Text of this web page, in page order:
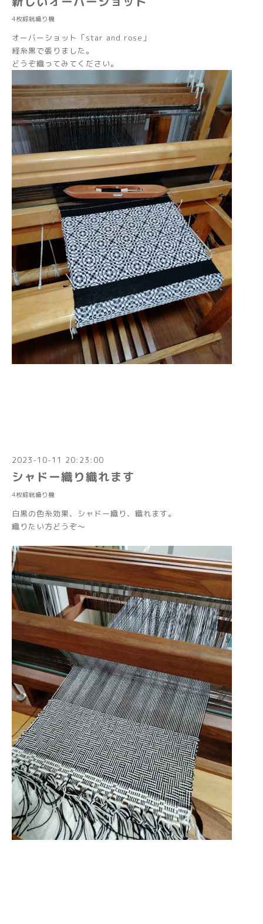
4枚綜絖織り機
オーバーショット「star and rose」
経糸黒で張りました。
どうぞ織ってみてください。
2023-10-11 20:23:00
シャドー織り織れます
4枚綜絖織り機
白黒の色糸効果、シャドー織り、織れます。
織りたい方どうぞ～